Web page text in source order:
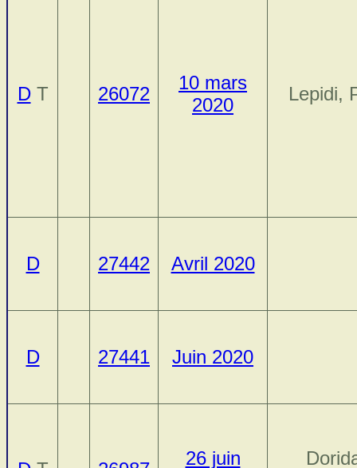
DT 26072
10 mars
2020
Lepidi,
D 27442 Avril 2020
D 27441 Juin 2020
26 juin